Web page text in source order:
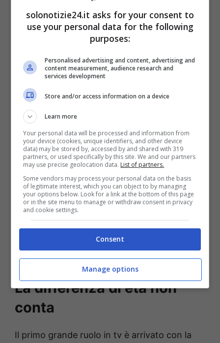
avventura dura poche puntate.
volti storici dell’Isola dei Famosi nel cast
l’attrice Samantha Piccinetti ha lasciato la
soap: eccola oggi
La differenza di età non
conta
Il primo grande ruolo in tv è arrivato con la
solonotizie24.it asks for your consent to
use your personal data for the following
purposes:
Personalised advertising and content, advertising and
content measurement, audience research and
services development
Store and/or access information on a device
Learn more
Your personal data will be processed and information from
your device (cookies, unique identifiers, and other device
data) may be stored by, accessed by and shared with 319
partners, or used specifically by this site. We and our partners
may use precise geolocation data. List of partners.
Some vendors may process your personal data on the basis
of legitimate interest, which you can object to by managing
your options below. Look for a link at the bottom of this page
or in the site menu to manage or withdraw consent in privacy
and cookie settings.
Consent
Manage options